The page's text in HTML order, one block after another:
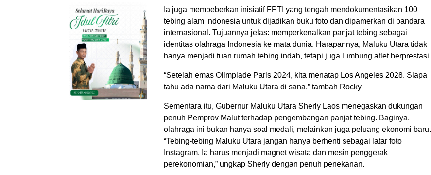
‎‎Ia juga membeberkan inisiatif FPTI yang tengah mendokumentasikan 100
tebing alam Indonesia untuk dijadikan buku foto dan dipamerkan di bandara
internasional. Tujuannya jelas: memperkenalkan panjat tebing sebagai
identitas olahraga Indonesia ke mata dunia. Harapannya, Maluku Utara tidak
hanya menjadi tuan rumah tebing indah, tetapi juga lumbung atlet berprestasi.
“Setelah emas Olimpiade Paris 2024, kita menatap Los Angeles 2028. Siapa
tahu ada nama dari Maluku Utara di sana,” tambah Rocky.
‎‎Sementara itu, Gubernur Maluku Utara Sherly Laos menegaskan dukungan
penuh Pemprov Malut terhadap pengembangan panjat tebing. Baginya,
olahraga ini bukan hanya soal medali, melainkan juga peluang ekonomi baru.
“Tebing-tebing Maluku Utara jangan hanya berhenti sebagai latar foto
Instagram. Ia harus menjadi magnet wisata dan mesin penggerak
perekonomian,” ungkap Sherly dengan penuh penekanan.